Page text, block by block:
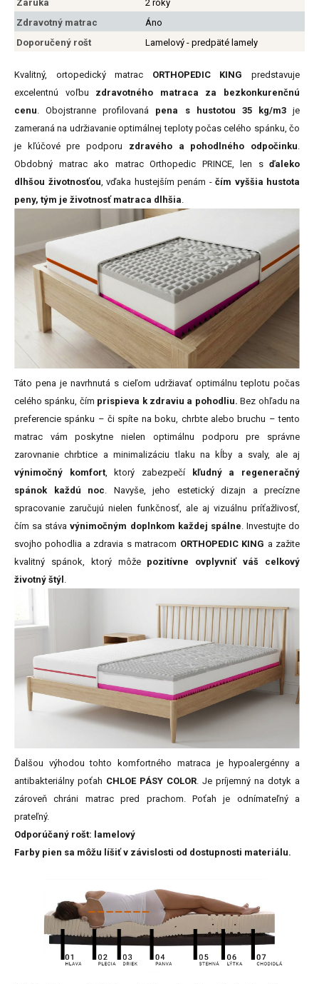
Záruka
2 roky
Zdravotný matrac
Áno
Doporučený rošt
Lamelový - predpäté lamely
Kvalitný, ortopedický matrac ORTHOPEDIC KING predstavuje
excelentnú voľbu zdravotného matraca za bezkonkurenčnú
cenu. Obojstranne profilovaná pena s hustotou 35 kg/m3je
zameraná na udržiavanie optimálnej teploty počas celého spánku, čo
je kľúčové pre podporu zdravého a pohodlného odpočinku.
Obdobný matrac ako matrac Orthopedic PRINCE, len s ďaleko
dlhšou životnosťou, vďaka hustejším penám - čím vyššia hustota
peny, tým je životnosť matraca dlhšia.
Táto pena je navrhnutá s cieľom udržiavať optimálnu teplotu počas
celého spánku, čím prispieva k zdraviu a pohodliu. Bez ohľadu na
preferencie spánku – či spíte na boku, chrbte alebo bruchu – tento
matrac vám poskytne nielen optimálnu podporu pre správne
zarovnanie chrbtice a minimalizáciu tlaku na kĺby a svaly, ale aj
výnimočný komfort, ktorý zabezpečí
kľudný a regeneračný
spánok každú noc . Navyše, jeho estetický dizajn a precízne
spracovanie zaručujú nielen funkčnosť, ale aj vizuálnu príťažlivosť,
čím sa stávavýnimočným doplnkom každej spálne . Investujte do
svojho pohodlia a zdravia s matracom ORTHOPEDIC KING a zažite
kvalitný spánok, ktorý môže pozitívne ovplyvniť váš celkový
životný štýl
Ďalšou výhodou tohto komfortného matraca je hypoalergénny a
antibakteriálny poťah CHLOE PÁSY COLOR . Je príjemný na dotyk a
zároveň chráni matrac pred prachom. Poťah je odnímateľný a
prateľný.
Odporúčaný rošt: lamelový
Farby pien sa môžu líšiť v závislosti od dostupnosti materiálu.